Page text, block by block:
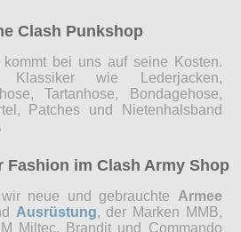
Clash Punkshop
bei uns auf seine Kosten.
wie Lederjacken,
Tartanhose, Bondagehose,
Patches und Nietenhalsband
Fashion im Clash Army Shop
neue und gebrauchte Armee
Ausrüstung, der Marken MMB,
Miltec, Brandit und Commando